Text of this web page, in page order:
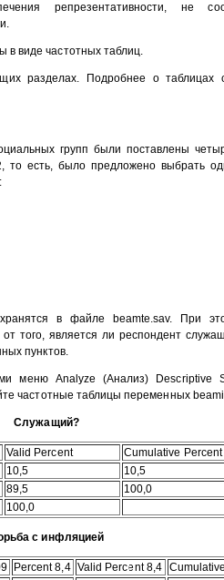
репрезентативности, не
в виде частотных таблиц.
разделах. Подробнее о таблицах
групп были поставлены
то есть, было предложено выбрать
в файле beamte.sav. При
того, является ли респондент
пунктов.
меню Analyze (Анализ) Descriptive
частотные таблицы переменных
Служащий?
Valid Percent
Cumulative Percent
10,5
10,5
89,5
100,0
100,0
с инфляцией
Percent 8,4 Valid Percent 8,4